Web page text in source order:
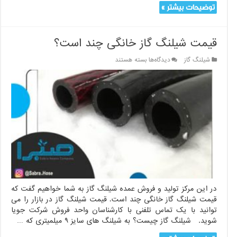
توضیحات بیشتر »
قیمت شیلنگ گاز خانگی چند است؟
شیلنگ گاز دیدگاه‌هابرای
قیمت
شیلنگ
چند
است؟
بسته هستند
در این مرکز تولید و فروش عمده شیلنگ گاز به شما خواهیم گفت که
قیمت شیلنگ گاز خانگی چند است. قیمت شیلنگ گاز در بازار را می
توانید با یک تماس تلفنی با کارشناسان واحد فروش شرکت جویا
شوید. شیلنگ گاز چیست؟ به شیلنگ های سایز ۹ میلمیتری که …